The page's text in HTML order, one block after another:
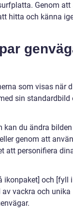
Genom att
hitta och känna
som visas när
sin standardbild
kan du ändra
genom att
att personifiera
ikonpaket] och [fyll
vackra och unika